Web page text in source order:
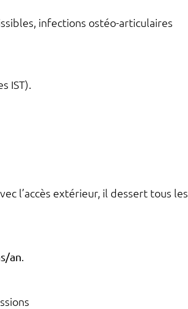
infections ostéo-articulaires
IST).
l’accès extérieur, il dessert tous les
an.